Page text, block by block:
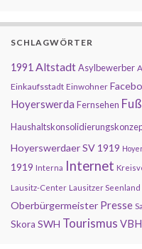
SCHLAGWÖRTER
1991 AltstadtAsylbewerber
Einkaufsstadt Einwohner
Hoyerswerda Fernsehen
Hoyerswerdaer SV 1919
1919 Interna Internet
Lausitz-Center Lausitzer Seenland
Oberbürgermeister Presse
Skora SWH Tourismus VBH